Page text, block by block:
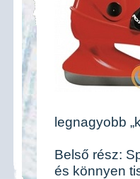
legnagyobb
Belső rész:
és könnyen